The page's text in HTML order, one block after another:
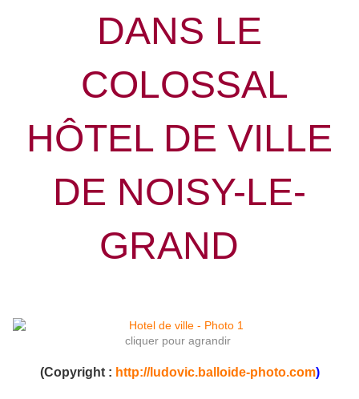
DANS LE
COLOSSAL
HÔTEL DE VILLE
DE NOISY-LE-
GRAND
cliquer pour agrandir
(Copyright : http://ludovic.balloide-photo.com)